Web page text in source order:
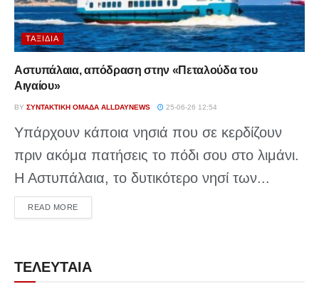
ΤΑΞΊΔΙΑ
Αστυπάλαια, απόδραση στην «Πεταλούδα του
Αιγαίου»
BY ΣΥΝΤΑΚΤΙΚΉ ΟΜΆΔΑ ALLDAYNEWS 25-06-26 12:54
Υπάρχουν κάποια νησιά που σε κερδίζουν
πριν ακόμα πατήσεις το πόδι σου στο λιμάνι.
Η Αστυπάλαια, το δυτικότερο νησί των...
READ MOREDETAILS
ΤΕΛΕΥΤΑΙΑ